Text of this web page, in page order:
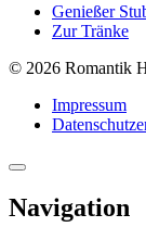
Genießer
Zur Tränke
© 2026 Romantik
Impressum
Navigation